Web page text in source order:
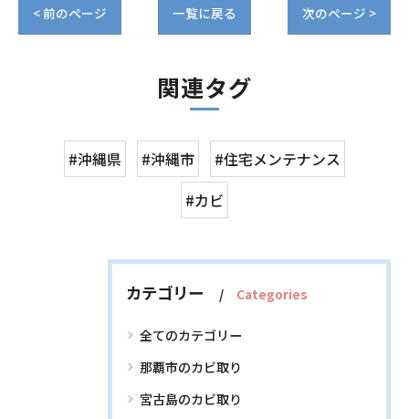
< 前のページ 一覧に戻る 次のページ >
関連タグ
#沖縄県 #沖縄市
#住宅メンテナンス
#カビ
カテゴリー Categories
全てのカテゴリー
那覇市のカビ取り
宮古島のカビ取り